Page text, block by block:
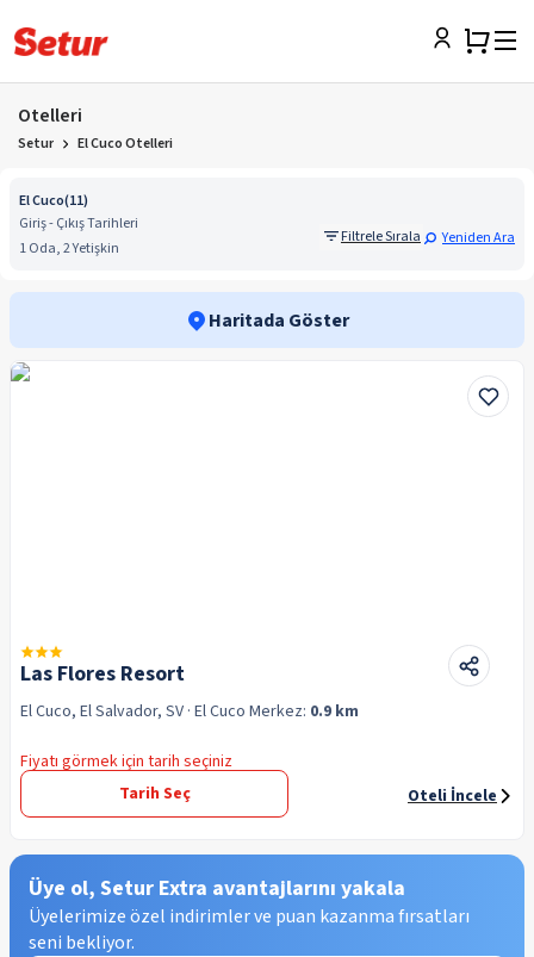
Otelleri
Setur El Cuco Otelleri
El Cuco(11)
Giriş - Çıkış Tarihleri
1 Oda, 2 Yetişkin
Filtrele Sırala Yeniden Ara
Haritada Göster
Las Flores Resort
El Cuco, El Salvador, SV · El Cuco Merkez: 0.9 km
Fiyatı görmek için tarih seçiniz
Tarih Seç
Oteli İncele
Üye ol, Setur Extra avantajlarını yakala
Üyelerimize özel indirimler ve puan kazanma fırsatları
seni bekliyor.